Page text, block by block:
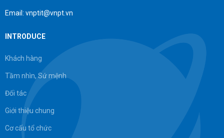
Email: vnptit@vnpt.vn
INTRODUCE
Khách hàng
Tầm nhìn, Sứ mệnh
Đối tác
Giới thiệu chung
Cơ cấu tổ chức